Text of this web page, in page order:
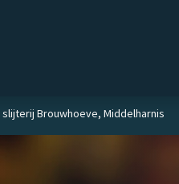
Brouwhoeve, Middelharnis